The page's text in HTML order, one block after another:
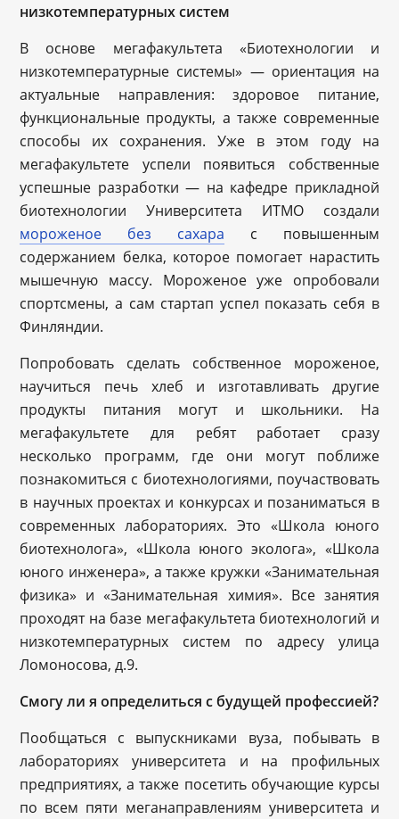
низкотемпературных систем
В основе мегафакультета «Биотехнологии и
низкотемпературные системы» — ориентация на
актуальные направления: здоровое питание,
функциональные продукты, а также современные
способы их сохранения. Уже в этом году на
мегафакультете успели появиться собственные
успешные разработки — на кафедре прикладной
биотехнологии Университета ИТМО создали
мороженое без сахара с повышенным
содержанием белка, которое помогает нарастить
мышечную массу. Мороженое уже опробовали
спортсмены, а сам стартап успел показать себя в
Финляндии.
Попробовать сделать собственное мороженое,
научиться печь хлеб и изготавливать другие
продукты питания могут и школьники. На
мегафакультете для ребят работает сразу
несколько программ, где они могут поближе
познакомиться с биотехнологиями, поучаствовать
в научных проектах и конкурсах и позаниматься в
современных лабораториях. Это «Школа юного
биотехнолога», «Школа юного эколога», «Школа
юного инженера», а также кружки «Занимательная
физика» и «Занимательная химия». Все занятия
проходят на базе мегафакультета биотехнологий и
низкотемпературных систем по адресу улица
Ломоносова, д.9.
Смогу ли я определиться с будущей профессией?
Пообщаться с выпускниками вуза, побывать в
лабораториях университета и на профильных
предприятиях, а также посетить обучающие курсы
по всем пяти меганаправлениям университета и